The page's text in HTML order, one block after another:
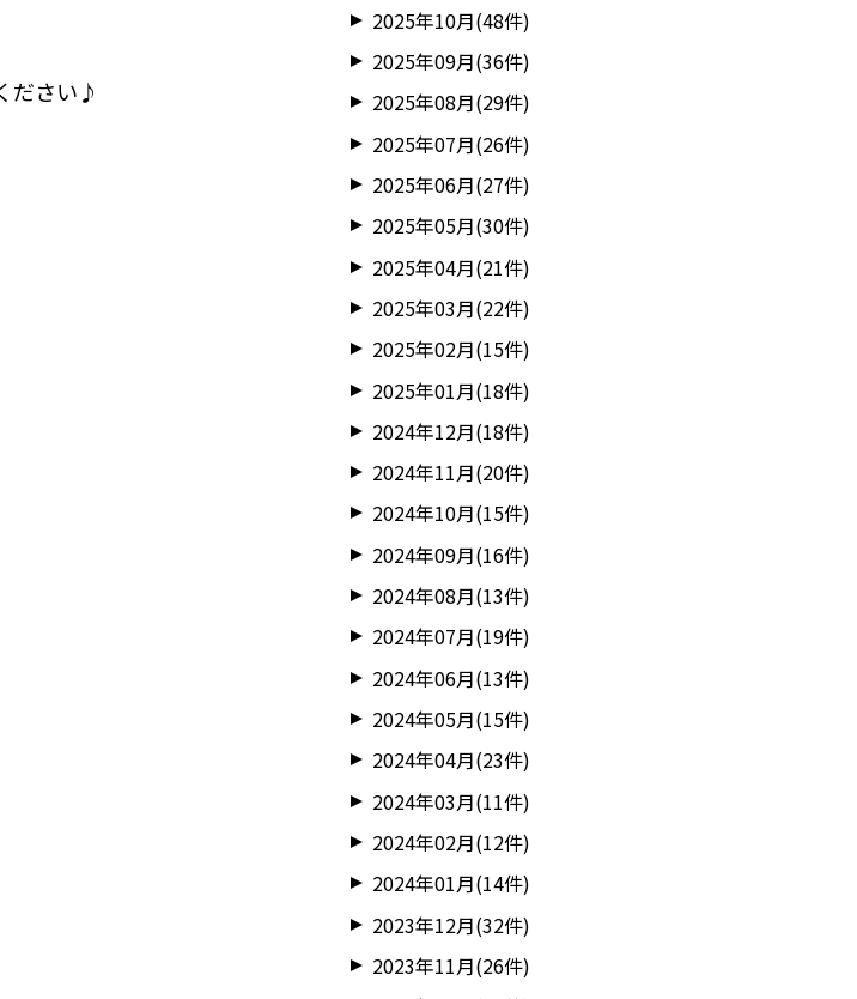
ださい♪
2025年10月(48件)
2025年09月(36件)
2025年08月(29件)
2025年07月(26件)
2025年06月(27件)
2025年05月(30件)
2025年04月(21件)
2025年03月(22件)
2025年02月(15件)
2025年01月(18件)
2024年12月(18件)
2024年11月(20件)
2024年10月(15件)
2024年09月(16件)
2024年08月(13件)
2024年07月(19件)
2024年06月(13件)
2024年05月(15件)
2024年04月(23件)
2024年03月(11件)
2024年02月(12件)
2024年01月(14件)
2023年12月(32件)
2023年11月(26件)